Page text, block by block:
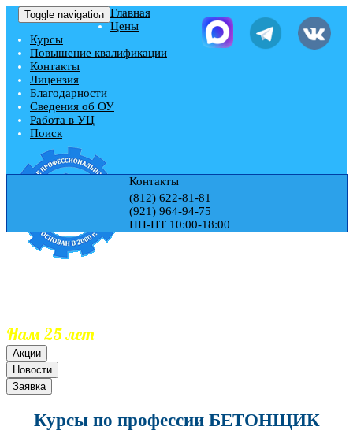
Toggle navigation Главная
Цены
Курсы
Повышение квалификации
Контакты
Лицензия
Благодарности
Сведения об ОУ
Работа в УЦ
Поиск
Нам 25 лет
Контакты
(812) 622-81-81
(921) 964-94-75
ПН-ПТ 10:00-18:00
Акции
Новости
Заявка
Курсы по профессии БЕТОНЩИК